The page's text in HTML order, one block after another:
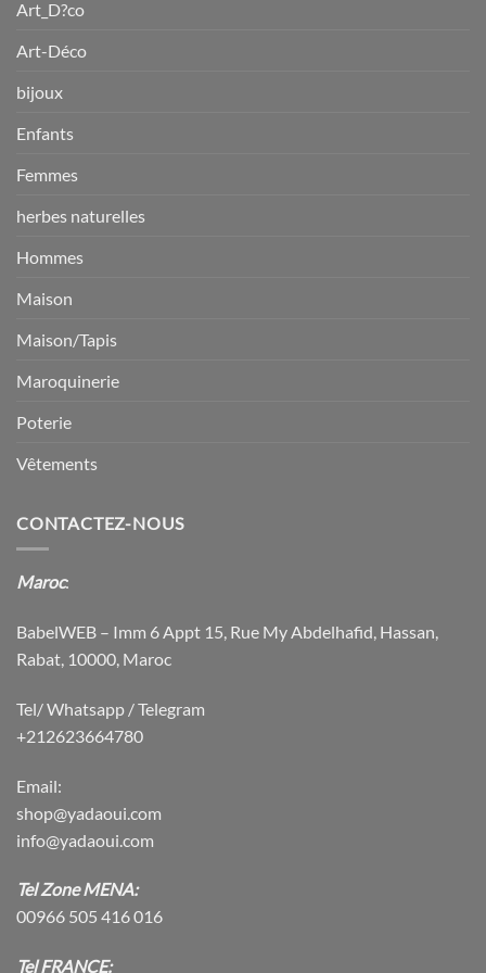
Art_D?co
Art-Déco
bijoux
Enfants
Femmes
herbes naturelles
Hommes
Maison
Maison/Tapis
Maroquinerie
Poterie
Vêtements
CONTACTEZ-NOUS
Maroc:
BabelWEB – Imm 6 Appt 15, Rue My Abdelhafid, Hassan,
Rabat, 10000, Maroc
Tel/ Whatsapp / Telegram
+212623664780
Email:
shop@yadaoui.com
info@yadaoui.com
Tel Zone MENA:
00966 505 416 016
Tel FRANCE: